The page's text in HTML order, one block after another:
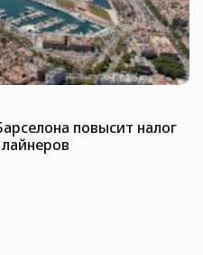
повысит налог